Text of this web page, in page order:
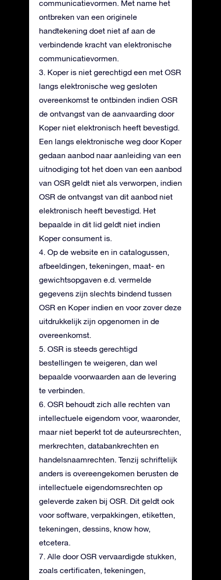
communicatievormen. Met name het
ontbreken van een originele
handtekening doet niet af aan de
verbindende kracht van elektronische
communicatievormen.
3. Koper is niet gerechtigd een met OSR
langs elektronische weg gesloten
overeenkomst te ontbinden indien OSR
de ontvangst van de aanvaarding door
Koper niet elektronisch heeft bevestigd.
Een langs elektronische weg door Koper
gedaan aanbod naar aanleiding van een
uitnodiging tot het doen van een aanbod
van OSR geldt niet als verworpen, indien
OSR de ontvangst van dit aanbod niet
elektronisch heeft bevestigd. Het
bepaalde in dit lid geldt niet indien
Koper consument is.
4. Op de website en in catalogussen,
afbeeldingen, tekeningen, maat- en
gewichtsopgaven e.d. vermelde
gegevens zijn slechts bindend tussen
OSR en Koper indien en voor zover deze
uitdrukkelijk zijn opgenomen in de
overeenkomst.
5. OSR is steeds gerechtigd
bestellingen te weigeren, dan wel
bepaalde voorwaarden aan de levering
te verbinden.
6. OSR behoudt zich alle rechten van
intellectuele eigendom voor, waaronder,
maar niet beperkt tot de auteursrechten,
merkrechten, databankrechten en
handelsnaamrechten. Tenzij schriftelijk
anders is overeengekomen berusten de
intellectuele eigendomsrechten op
geleverde zaken bij OSR. Dit geldt ook
voor software, verpakkingen, etiketten,
tekeningen, dessins, know how,
etcetera.
7. Alle door OSR vervaardigde stukken,
zoals certificaten, tekeningen,